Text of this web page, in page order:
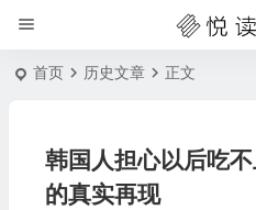
首页 历史文章 正文
韩国人担心以后吃
的真实再现